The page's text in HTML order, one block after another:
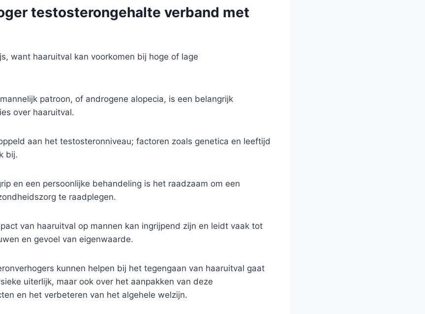
testosterongehalte verband met
want haaruitval kan voorkomen bij hoge of lage
patroon, of androgene alopecia, is een belangrijk
over haaruitval.
aan het testosteronniveau; factoren zoals genetica en leeftijd
bij.
en een persoonlijke behandeling is het raadzaam om een
te raadplegen.
van haaruitval op mannen kan ingrijpend zijn en leidt vaak tot
en gevoel van eigenwaarde.
kunnen helpen bij het tegengaan van haaruitval gaat
uiterlijk, maar ook over het aanpakken van deze
en het verbeteren van het algehele welzijn.